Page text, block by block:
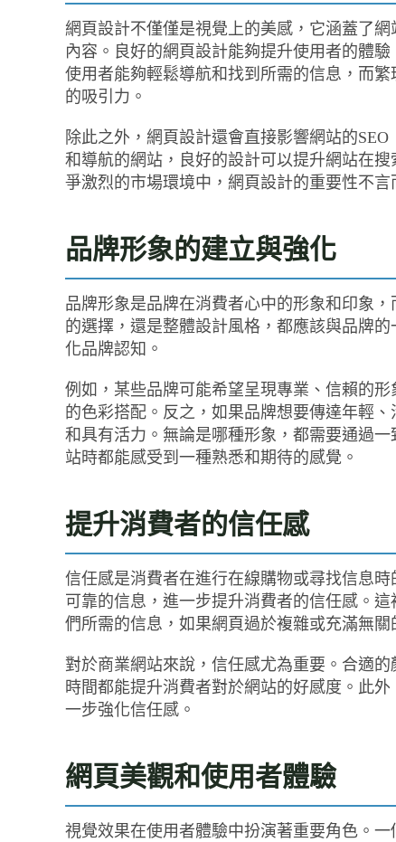
網頁設計不僅僅是視覺上的美感，它涵蓋了
內容。良好的網頁設計能夠提升使用者的體
使用者能夠輕鬆導航和找到所需的信息，而
的吸引力。
除此之外，網頁設計還會直接影響網站的SEO
和導航的網站，良好的設計可以提升網站在
爭激烈的市場環境中，網頁設計的重要性不言
品牌形象的建立與強化
品牌形象是品牌在消費者心中的形象和印象
的選擇，還是整體設計風格，都應該與品牌
化品牌認知。
例如，某些品牌可能希望呈現專業、信賴的
的色彩搭配。反之，如果品牌想要傳達年輕
和具有活力。無論是哪種形象，都需要通過
站時都能感受到一種熟悉和期待的感覺。
提升消費者的信任感
信任感是消費者在進行在線購物或尋找信息
可靠的信息，進一步提升消費者的信任感。
們所需的信息，如果網頁過於複雜或充滿無關
對於商業網站來說，信任感尤為重要。合適
時間都能提升消費者對於網站的好感度。此
一步強化信任感。
網頁美觀和使用者體驗
視覺效果在使用者體驗中扮演著重要角色。